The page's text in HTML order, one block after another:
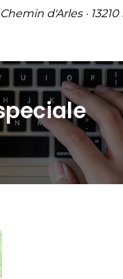
d'Arles ·